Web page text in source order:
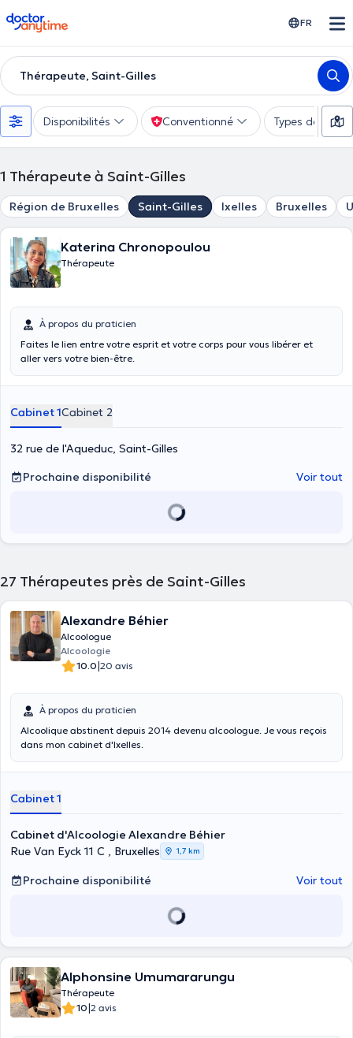
doctoranytime FR
Thérapeute, Saint-Gilles
Disponibilités Conventionné Types de
1 Thérapeute à Saint-Gilles
Région de Bruxelles Saint-Gilles Ixelles Bruxelles
Katerina Chronopoulou
Thérapeute
À propos du praticien
Faites le lien entre votre esprit et votre corps pour vous libérer et
aller vers votre bien-être.
Cabinet 1Cabinet 2
32 rue de l'Aqueduc, Saint-Gilles
Prochaine disponibilité
Voir tout
27 Thérapeutes près de Saint-Gilles
Alexandre Béhier
Alcoologue
Alcoologie
10.0|20 avis
À propos du praticien
Alcoolique abstinent depuis 2014 devenu alcoologue. Je vous reçois
dans mon cabinet d'Ixelles.
Cabinet 1
Cabinet d'Alcoologie Alexandre Béhier
Rue Van Eyck 11 C , Bruxelles
1,7 km
Prochaine disponibilité Voir tout
Alphonsine Umumararungu
Thérapeute
10|2 avis